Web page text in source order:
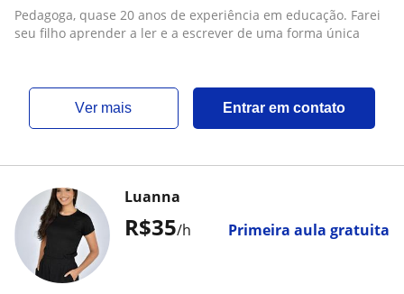
Pedagoga, quase 20 anos de experiência em educação. Farei
seu filho aprender a ler e a escrever de uma forma única
ver mais Entrar em contato
R$35/h Primeira aula gratuita
Luanna